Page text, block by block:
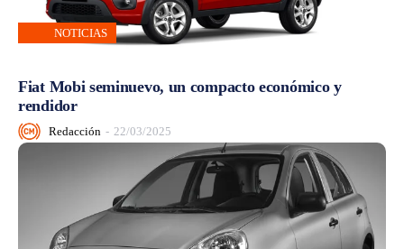
NOTICIAS
Fiat Mobi seminuevo, un compacto económico y
rendidor
Redacción - 22/03/2025